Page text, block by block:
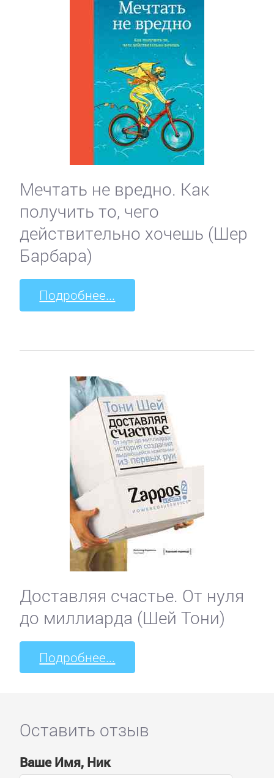
Мечтать не вредно. Как
получить то, чего
действительно хочешь (Шер
Барбара)
Подробнее...
Доставляя счастье. От нуля
до миллиарда (Шей Тони)
Подробнее...
Оставить отзыв
Ваше Имя, Ник